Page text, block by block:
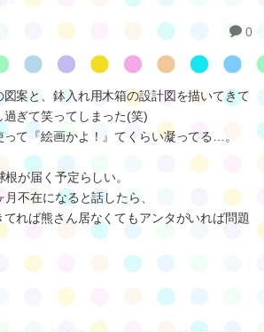
0
案と、鉢入れ用木箱の設計図を描いてきて
過ぎて笑ってしまった(笑)
て『絵画かよ！』てくらい凝ってる…。
が届く予定らしい。
不在になると話したら、
てれば熊さん居なくてもアンタがいれば問題